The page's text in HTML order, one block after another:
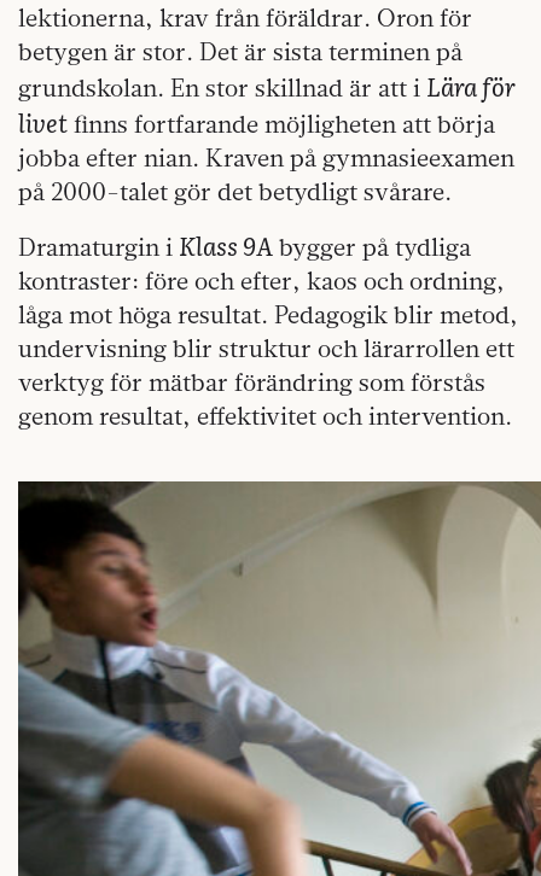
lektionerna, krav från föräldrar. Oron för
betygen är stor. Det är sista terminen på
grundskolan. En stor skillnad är att i Lära för
livet finns fortfarande möjligheten att börja
jobba efter nian. Kraven på gymnasieexamen
på 2000-talet gör det betydligt svårare.
Dramaturgin i Klass 9A bygger på tydliga
kontraster: före och efter, kaos och ordning,
låga mot höga resultat. Pedagogik blir metod,
undervisning blir struktur och lärarrollen ett
verktyg för mätbar förändring som förstås
genom resultat, effektivitet och intervention.